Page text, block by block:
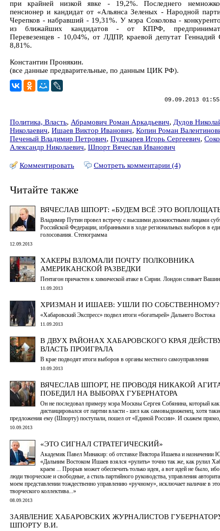
при крайней низкой явке - 19,2%. Последнего
пенсионер и кандидат от «Альянса Зеленых - Народной
Черепков - набравший - 19,31%. У мэра Соколова -
из ближайших кандидатов - от КПРФ,
Перевезенцев - 10,04%, от ЛДПР, краевой депутат Геннадий
8,81%.
Константин Пронякин.
(все данные предварительные, по данным ЦИК РФ).
09.09.2013
Политика, Власть, Абрамович Роман Аркадьевич, Дудов
Николаевич, Ишаев Виктор Иванович, Копин Роман
Печеный Владимир Петрович, Пушкарев Игорь Сергеевич,
Александр Николаевич, Шпорт Вячеслав Иванович
Комментировать Смотреть комментарии (4)
Читайте также
ВЯЧЕСЛАВ ШПОРТ: «БУДЕМ ВСЁ ЭТО
Владимир Путин провел встречу с высшими должностными лицами
Российской Федерации, избранными в ходе региональных выборов в
голосования. Стенограмма
12.09.2013
ХАКЕРЫ ВЗЛОМАЛИ ПОЧТУ ПОЛКОВНИКА
АМЕРИКАНСКОЙ РАЗВЕДКИ
Пентагон причастен к химической атаке в Сирии. Лондон сливает
11.09.2013
ХРИЗМАН И ИШАЕВ: УШЛИ ПО СОБСТВЕННОМУ?
«Хабаровский Экспресс» подвел итоги «богатырей» Дальнего Востока
11.09.2013
В ДВУХ РАЙОНАХ ХАБАРОВСКОГО КРАЯ
ВЛАСТЬ ПРОИГРАЛА
В крае подводят итоги выборов в органы местного самоуправления
10.09.2013
ВЯЧЕСЛАВ ШПОРТ, НЕ ПРОВОДЯ НИКАКОЙ
ПОБЕДИЛ НА ВЫБОРАХ ГУБЕРНАТОРА
Он не последовал примеру мэра Москвы Сергея Собянина, который
дистанцировался от партии власти - шел как самовыдвиженец, хотя
предложения ему (Шпорту) поступали, пошел от «Единой России». И скажем
10.09.2013
«ЭТО СИГНАЛ СТРАТЕГИЧЕСКИЙ»
Академик Павел Минакир: об отставке Виктора Ишаева и назначении
«Дальним Востоком Ишаев взялся «рулить» точно так же, как рулил
краем ... Прорыв может обеспечить только идея, а вот идей не было,
люди творческие и свободные, а стиль партийного руководства, управления
моем представлении тождественно управлению «ручному», исключает наличие в
творческого коллектива...»
08.09.2013
ЗАЯВЛЕНИЕ ХАБАРОВСКИХ ЖУРНАЛИСТОВ
ШПОРТУ В.И.